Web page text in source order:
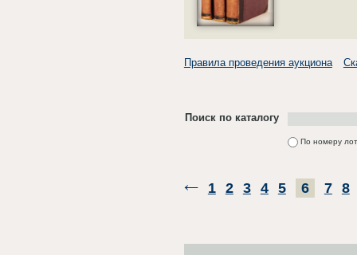
Правила проведения аукциона
Поиск по каталогу
По номеру
1 2 3 4 5 6 7 8